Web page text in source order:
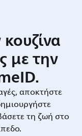
με την
αποκτήστε
τη ζωή στο